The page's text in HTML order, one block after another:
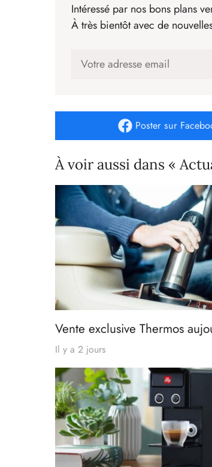
Intéressé par nos bons plans
À très bientôt avec de
Poster sur
À voir aussi dans «
Vente exclusive Thermos
Il y a 2 jours